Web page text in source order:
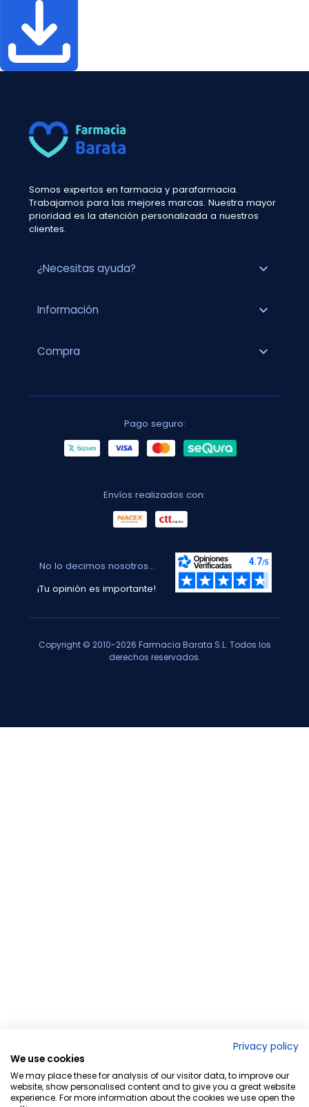
Somos expertos en farmacia y parafarmacia.
Trabajamos para las mejores marcas. Nuestra mayor
prioridad es la atención personalizada a nuestros
clientes.
¿Necesitas ayuda? expand_more
Información expand_more
Compra expand_more
Pago seguro:
Envíos realizados con:
No lo decimos nosotros...
¡Tu opinión es importante!
Copyright © 2010-2026 Farmacia Barata S.L. Todos los
derechos reservados.
Privacy policy
We use cookies
We may place these for analysis of our visitor data, to improve our
website, show personalised content and to give you a great website
experience. For more information about the cookies we use open the